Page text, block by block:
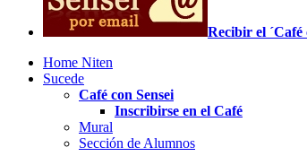
Recibir el
Home Niten
Sucede
Café con Sensei
Inscribirse en el Café
Mural
Sección de Alumnos